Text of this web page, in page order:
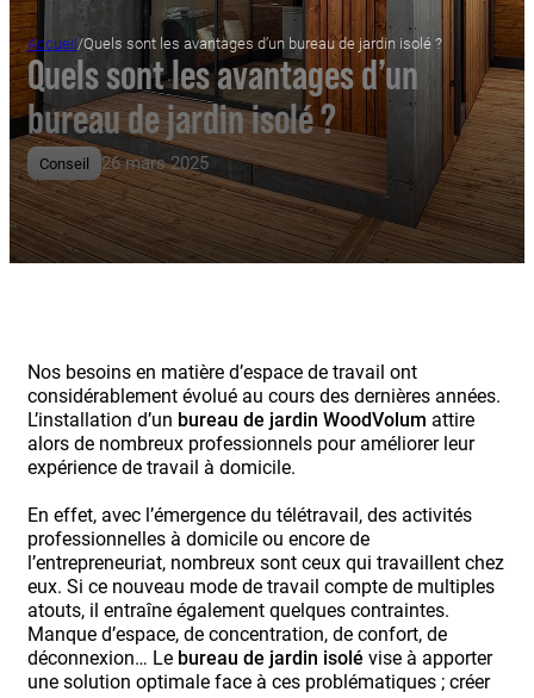
Accueil/Quels sont les avantages d’un bureau de jardin isolé ?
Quels sont les avantages d’un
bureau de jardin isolé ?
Conseil 26 mars 2025
Nos besoins en matière d’espace de travail ont
considérablement évolué au cours des dernières années.
L’installation d’un bureau de jardin WoodVolum attire
alors de nombreux professionnels pour améliorer leur
expérience de travail à domicile.
En effet, avec l’émergence du télétravail, des activités
professionnelles à domicile ou encore de
l’entrepreneuriat, nombreux sont ceux qui travaillent chez
eux. Si ce nouveau mode de travail compte de multiples
atouts, il entraîne également quelques contraintes.
Manque d’espace, de concentration, de confort, de
déconnexion… Le bureau de jardin isolé vise à apporter
une solution optimale face à ces problématiques ; créer